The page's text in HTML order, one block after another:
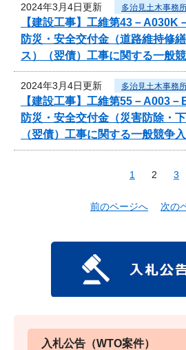
2024年3月4日更新 多治見土木事務
【建設工事】工維第43－
防災・安全交付金（道路維持修
ス）（翌債）工事に関する一般
2024年3月4日更新 多治見土木事務
【建設工事】工維第55－A003
防災・安全交付金（災害防除・
（翌債）工事に関する一般競争
1 2 3
前のページへ 次の
入札公告（WTO案件）